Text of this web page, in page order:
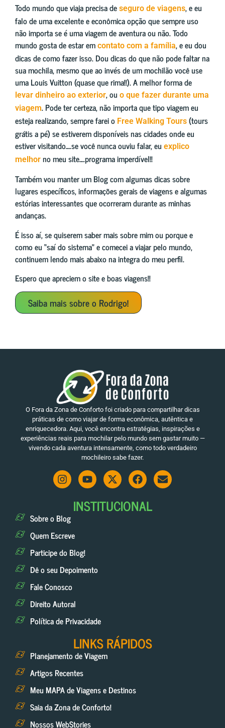
Todo mundo que viaja precisa de seguro de viagens, e eu
falo de uma excelente e econômica opção que sempre uso
não importa se é uma viagem de aventura ou não. Todo
mundo gosta de estar em contato com a família, e eu dou
dicas de como fazer isso. Dou dicas do que não pode faltar na
sua mochila, mesmo que ao invés de um mochilão você use
uma Louis Vuitton (quase que rima!!). A melhor forma de
levar dinheiro ao exterior, ou o que fazer durante uma
viagem. Pode ter certeza, não importa que tipo viagem eu
esteja realizando, sempre farei o Free Walking Tours (tours
grátis a pé) se estiverem disponíveis nas cidades onde eu
estiver visitando….se você nunca ouviu falar, eu explico
melhor no meu site….programa imperdível!!
Também vou manter um Blog com algumas dicas sobre
lugares específicos, informações gerais de viagens e algumas
estórias interessantes que ocorreram durante as minhas
andanças.
É isso aí, se quiserem saber mais sobre mim ou porque e
como eu “saí do sistema” e comecei a viajar pelo mundo,
continuem lendo mais abaixo na integra do meu perfil.
Espero que apreciem o site e boas viagens!!
Saiba mais sobre o Rodrigo!
O Fora da Zona de Conforto foi criado para compartilhar dicas
práticas de como viajar de forma econômica, autêntica e
enriquecedora. Aqui, você encontra estratégias, inspirações e
experiências reais para mochilar pelo mundo sem gastar muito —
vivendo cada aventura intensamente, como todo verdadeiro
mochileiro sabe fazer.
INSTITUCIONAL
Sobre o Blog
Quem Escreve
Participe do Blog!
Dê o seu Depoimento
Fale Conosco
Direito Autoral
Política de Privacidade
LINKS RÁPIDOS
Planejamento de Viagem
Artigos Recentes
Meu MAPA de Viagens e Destinos
Saia da Zona de Conforto!
Nossos WebStories